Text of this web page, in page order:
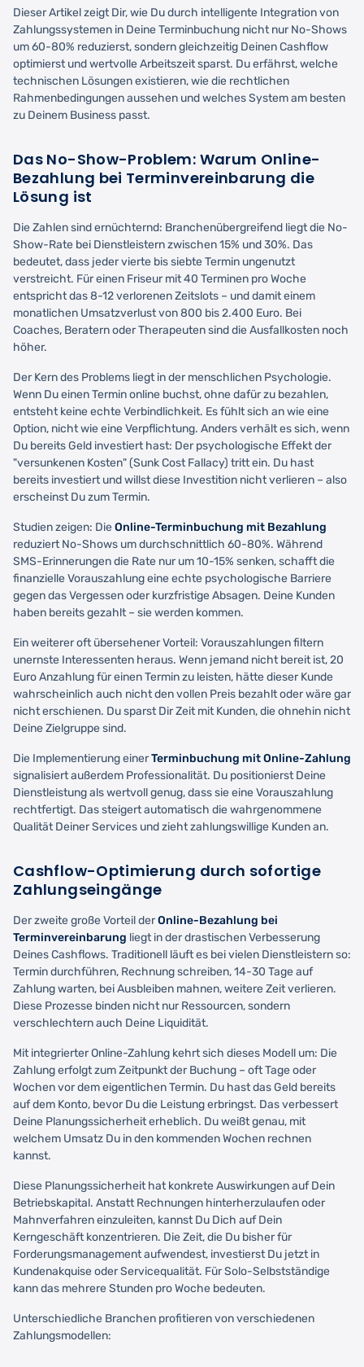
Dieser Artikel zeigt Dir, wie Du durch intelligente Integration von
Zahlungssystemen in Deine Terminbuchung nicht nur No-Shows
um 60-80% reduzierst, sondern gleichzeitig Deinen Cashflow
optimierst und wertvolle Arbeitszeit sparst. Du erfährst, welche
technischen Lösungen existieren, wie die rechtlichen
Rahmenbedingungen aussehen und welches System am besten
zu Deinem Business passt.
Das No-Show-Problem: Warum Online-
Bezahlung bei Terminvereinbarung die
Lösung ist
Die Zahlen sind ernüchternd: Branchenübergreifend liegt die No-
Show-Rate bei Dienstleistern zwischen 15% und 30%. Das
bedeutet, dass jeder vierte bis siebte Termin ungenutzt
verstreicht. Für einen Friseur mit 40 Terminen pro Woche
entspricht das 8-12 verlorenen Zeitslots – und damit einem
monatlichen Umsatzverlust von 800 bis 2.400 Euro. Bei
Coaches, Beratern oder Therapeuten sind die Ausfallkosten noch
höher.
Der Kern des Problems liegt in der menschlichen Psychologie.
Wenn Du einen Termin online buchst, ohne dafür zu bezahlen,
entsteht keine echte Verbindlichkeit. Es fühlt sich an wie eine
Option, nicht wie eine Verpflichtung. Anders verhält es sich, wenn
Du bereits Geld investiert hast: Der psychologische Effekt der
"versunkenen Kosten" (Sunk Cost Fallacy) tritt ein. Du hast
bereits investiert und willst diese Investition nicht verlieren – also
erscheinst Du zum Termin.
Studien zeigen: DieOnline-Terminbuchung mit Bezahlung
reduziert No-Shows um durchschnittlich 60-80%. Während
SMS-Erinnerungen die Rate nur um 10-15% senken, schafft die
finanzielle Vorauszahlung eine echte psychologische Barriere
gegen das Vergessen oder kurzfristige Absagen. Deine Kunden
haben bereits gezahlt – sie werden kommen.
Ein weiterer oft übersehener Vorteil: Vorauszahlungen filtern
unernste Interessenten heraus. Wenn jemand nicht bereit ist, 20
Euro Anzahlung für einen Termin zu leisten, hätte dieser Kunde
wahrscheinlich auch nicht den vollen Preis bezahlt oder wäre gar
nicht erschienen. Du sparst Dir Zeit mit Kunden, die ohnehin nicht
Deine Zielgruppe sind.
Die Implementierung einerTerminbuchung mit Online-Zahlung
signalisiert außerdem Professionalität. Du positionierst Deine
Dienstleistung als wertvoll genug, dass sie eine Vorauszahlung
rechtfertigt. Das steigert automatisch die wahrgenommene
Qualität Deiner Services und zieht zahlungswillige Kunden an.
Cashflow-Optimierung durch sofortige
Zahlungseingänge
Der zweite große Vorteil derOnline-Bezahlung bei
Terminvereinbarung liegt in der drastischen Verbesserung
Deines Cashflows. Traditionell läuft es bei vielen Dienstleistern so:
Termin durchführen, Rechnung schreiben, 14-30 Tage auf
Zahlung warten, bei Ausbleiben mahnen, weitere Zeit verlieren.
Diese Prozesse binden nicht nur Ressourcen, sondern
verschlechtern auch Deine Liquidität.
Mit integrierter Online-Zahlung kehrt sich dieses Modell um: Die
Zahlung erfolgt zum Zeitpunkt der Buchung – oft Tage oder
Wochen vor dem eigentlichen Termin. Du hast das Geld bereits
auf dem Konto, bevor Du die Leistung erbringst. Das verbessert
Deine Planungssicherheit erheblich. Du weißt genau, mit
welchem Umsatz Du in den kommenden Wochen rechnen
kannst.
Diese Planungssicherheit hat konkrete Auswirkungen auf Dein
Betriebskapital. Anstatt Rechnungen hinterherzulaufen oder
Mahnverfahren einzuleiten, kannst Du Dich auf Dein
Kerngeschäft konzentrieren. Die Zeit, die Du bisher für
Forderungsmanagement aufwendest, investierst Du jetzt in
Kundenakquise oder Servicequalität. Für Solo-Selbstständige
kann das mehrere Stunden pro Woche bedeuten.
Unterschiedliche Branchen profitieren von verschiedenen
Zahlungsmodellen: